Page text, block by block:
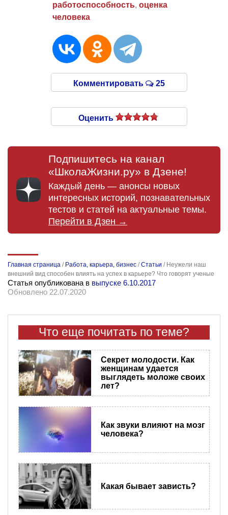
работоспособность, оценка
человека
Комментировать 25
Оценить
Подпишитесь на канал
«ШколаЖизни.ру» в Дзене!
Каждый день — анонсы новых
интересных историй, познавательных
тестов и статей на актуальные темы.
Перейти в Дзен →
Главная страница / Работа, карьера, бизнес /Статьи / Неужели наш
внешний вид способен влиять на успех в карьере? Что говорят ученые
Статья опубликована в выпуске 6.10.2017
Обновлено 22.07.2020
Что еще почитать по теме?
Секрет молодости. Как
женщинам удается
выглядеть моложе своих
лет?
Как звуки влияют на мозг
человека?
Какая бывает зависть?